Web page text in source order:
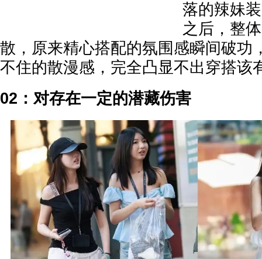
落的辣妹
之后，整
散，原来精心搭配的氛围感瞬间破功
不住的散漫感，完全凸显不出穿搭该
02：对存在一定的潜藏伤害